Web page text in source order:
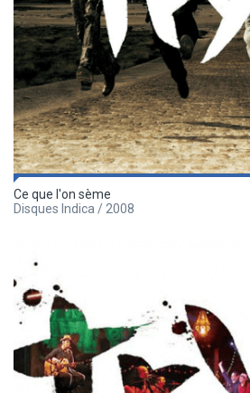
Ce que l'on sème
Disques Indica / 2008